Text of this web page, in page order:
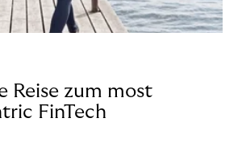
Reise zum most
FinTech